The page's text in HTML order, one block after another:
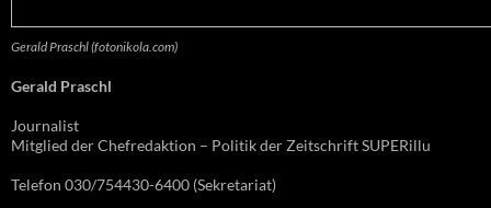
Gerald Praschl (fotonikola.com)
Gerald Praschl
Journalist
Mitglied der Chefredaktion – Politik der Zeitschrift SUPERillu
Telefon 030/754430-6400 (Sekretariat)